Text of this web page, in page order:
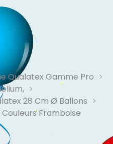
Qualatex Gamme Pro
28 Cm Ø Ballons
Framboise